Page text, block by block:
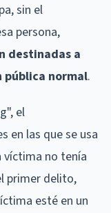
sin el
persona,
destinadas a
pública normal.
el
en las que se usa
víctima no tenía
primer delito,
esté en un